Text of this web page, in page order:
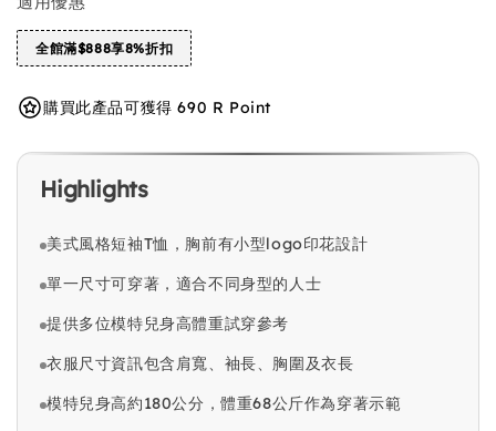
全館滿$888享8%折扣
購買此產品可獲得 690 R Point
Highlights
美式風格短袖T恤，胸前有小型logo印花設計
單一尺寸可穿著，適合不同身型的人士
提供多位模特兒身高體重試穿參考
衣服尺寸資訊包含肩寬、袖長、胸圍及衣長
模特兒身高約180公分，體重68公斤作為穿著示範